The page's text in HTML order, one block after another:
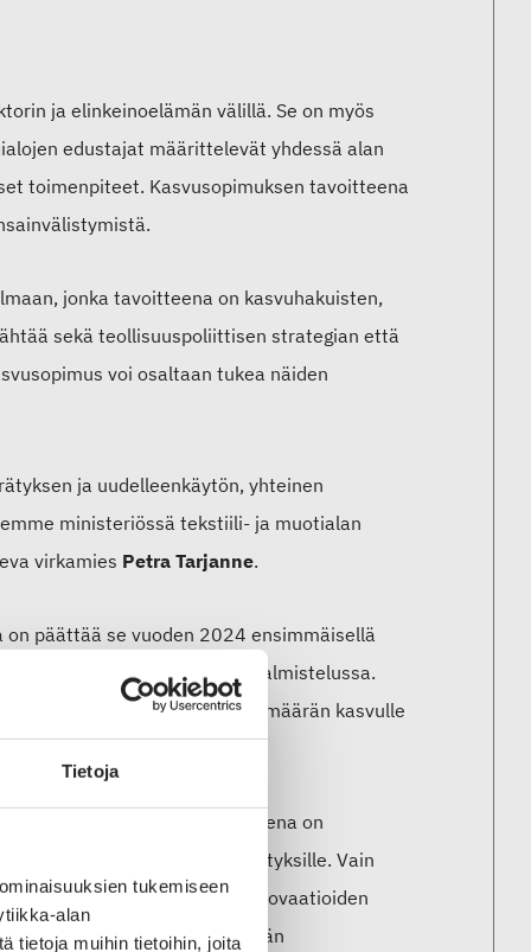
Tietoja
tukemiseen
alan
tietoja muihin tietoihin, joita
ja elinkeinoelämän välillä. Se on myös
edustajat määrittelevät yhdessä alan
toimenpiteet. Kasvusopimuksen tavoitteena
jonka tavoitteena on kasvuhakuisten,
sekä teollisuuspoliittisen strategian että
voi osaltaan tukea näiden
ja uudelleenkäytön, yhteinen
ministeriössä tekstiili- ja muotialan
virkamies Petra Tarjanne.
päättää se vuoden 2024 ensimmäisellä
ovat keskeisessä roolissa valmistelussa.
viennin ja työpaikkojen määrän kasvulle
Kasvusopimustyö tavoitteena on
harjoittaville yrityksille. Vain
hyödyntää uusien innovaatioiden
, joka toimii ohjausryhmän